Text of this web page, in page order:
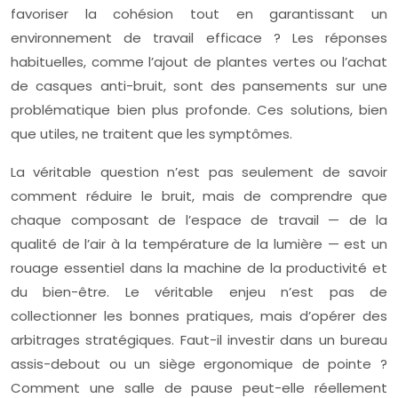
favoriser la cohésion tout en garantissant un
environnement de travail efficace ? Les réponses
habituelles, comme l’ajout de plantes vertes ou l’achat
de casques anti-bruit, sont des pansements sur une
problématique bien plus profonde. Ces solutions, bien
que utiles, ne traitent que les symptômes.
La véritable question n’est pas seulement de savoir
comment réduire le bruit, mais de comprendre que
chaque composant de l’espace de travail — de la
qualité de l’air à la température de la lumière — est un
rouage essentiel dans la machine de la productivité et
du bien-être. Le véritable enjeu n’est pas de
collectionner les bonnes pratiques, mais d’opérer des
arbitrages stratégiques. Faut-il investir dans un bureau
assis-debout ou un siège ergonomique de pointe ?
Comment une salle de pause peut-elle réellement